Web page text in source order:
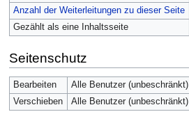
Anzahl der Weiterleitungen zu dieser Seite
Gezählt als eine Inhaltsseite
Seitenschutz
Bearbeiten
Alle Benutzer (unbeschränkt)
Verschieben
Alle Benutzer (unbeschränkt)